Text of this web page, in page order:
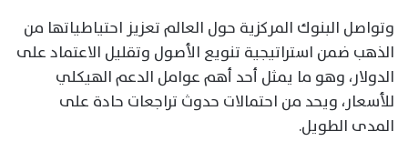
وتواصل البنوك المركزية حول العالم تعزيز احتياطياتها من
الذهب ضمن استراتيجية تنويع الأصول وتقليل الاعتماد على
الدولار، وهو ما يمثل أحد أهم عوامل الدعم الهيكلي
للأسعار، ويحد من احتمالات حدوث تراجعات حادة على
المدى الطويل.